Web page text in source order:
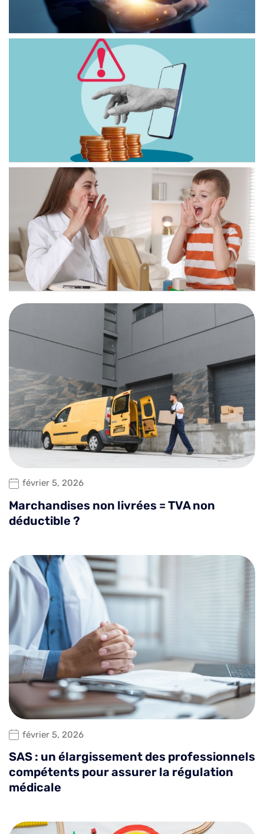
février 5, 2026
Marchandises non livrées = TVA non
déductible ?
février 5, 2026
SAS : un élargissement des professionnels
compétents pour assurer la régulation
médicale